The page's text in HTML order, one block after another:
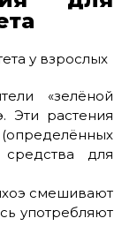
«зелёной
Эти растения
для
смешивают
употребляют